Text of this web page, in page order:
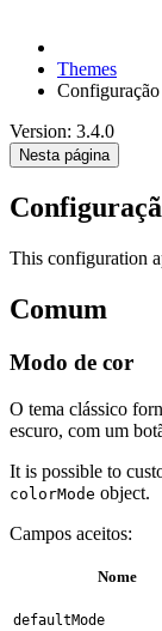
Themes
Configuração
Version: 3.4.0
Nesta página
This configuration
Comum
Modo de cor
O tema clássico
escuro, com um
It is possible to
colorMode object.
Campos aceitos:
Nome
defaultMode